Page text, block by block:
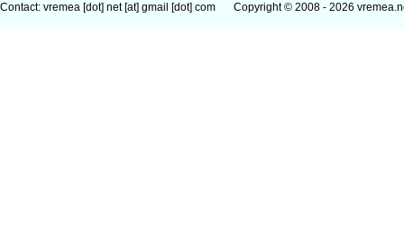
Contact: vremea [dot] net [at] gmail [dot] com Copyright © 2008 - 2026